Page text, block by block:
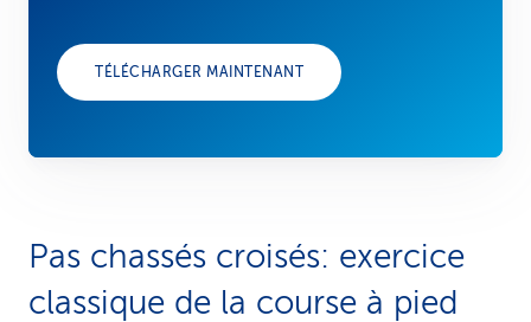
TÉLÉCHARGER MAINTENANT
Pas chassés croisés: exercice
classique de la course à pied